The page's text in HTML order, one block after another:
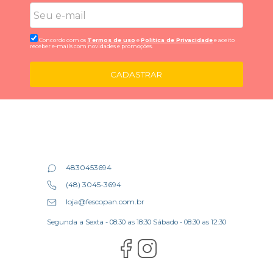
Concordo com os Termos de uso ePolitica de Privacidadee aceito
receber e-mails com novidades e promoções.
CADASTRAR
4830453694
(48) 3045-3694
loja@fescopan.com.br
Segunda a Sexta - 08:30 as 18:30 Sábado - 08:30 as 12:30